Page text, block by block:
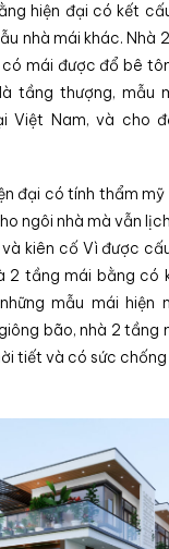
hiện đại có kết
nhà mái khác. Nhà
có mái được đổ bê
tầng thượng, mẫu
Việt Nam, và cho
đại có tính thẩm
ngôi nhà mà vẫn
kiên cố Vì được
2 tầng mái bằng có
mẫu mái hiện
bão, nhà 2 tầng
tiết và có sức chống